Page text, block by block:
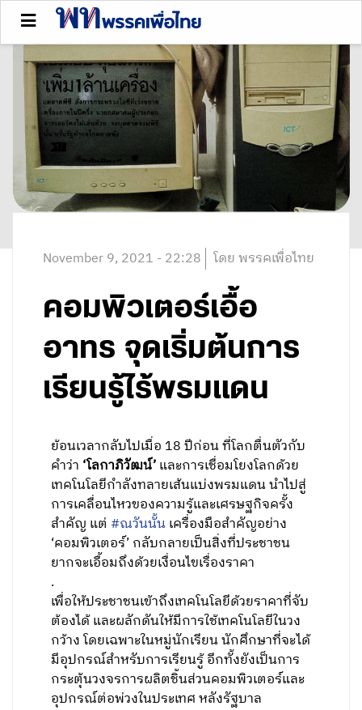
November 9, 2021 - 22:28 โดย พรรคเพื่อไทย
คอมพิวเตอร์เอื้อ
อาทร จุดเริ่มต้นการ
เรียนรู้ไร้พรมแดน
ย้อนเวลากลับไปเมื่อ 18 ปีก่อน ที่โลกตื่นตัวกับ
คำว่า ‘โลกาภิวัฒน์’และการเชื่อมโยงโลกด้วย
เทคโนโลยีกำลังทลายเส้นแบ่งพรมแดน นำไปสู่
การเคลื่อนไหวของความรู้และเศรษฐกิจครั้ง
สำคัญ แต่ #ณวันนั้นเครื่องมือสำคัญอย่าง
‘คอมพิวเตอร์’ กลับกลายเป็นสิ่งที่ประชาชน
ยากจะเอื้อมถึงด้วยเงื่อนไขเรื่องราคา
.
เพื่อให้ประชาชนเข้าถึงเทคโนโลยีด้วยราคาที่จับ
ต้องได้ และผลักดันให้มีการใช้เทคโนโลยีในวง
กว้าง โดยเฉพาะในหมู่นักเรียน นักศึกษาที่จะได้
มีอุปกรณ์สำหรับการเรียนรู้ อีกทั้งยังเป็นการ
กระตุ้นวงจรการผลิตชิ้นส่วนคอมพิวเตอร์และ
อุปกรณ์ต่อพ่วงในประเทศ หลังรัฐบาล